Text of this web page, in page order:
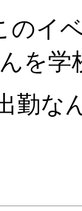
のイ
を学
勤な